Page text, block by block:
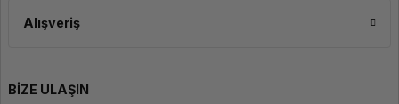
Alışveriş
BİZE ULAŞIN